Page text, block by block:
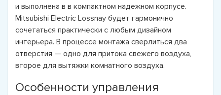
и выполнена в в компактном надежном корпусе.
Mitsubishi Electric Lossnay будет гармонично
сочетаться практически с любым дизайном
интерьера. В процессе монтажа сверлиться два
отверстия — одно для притока свежего воздуха,
второе для вытяжки комнатного воздуха.
Особенности управления